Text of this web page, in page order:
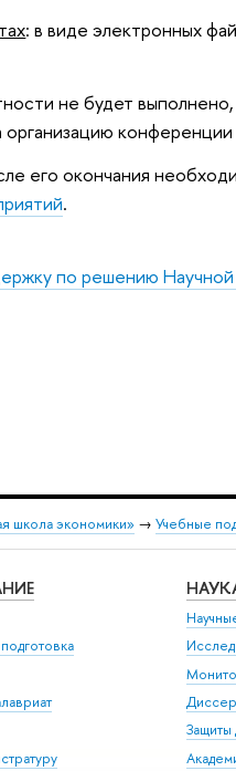
: в виде электронных
не будет
его окончания
.
по решению Научной
школа экономики» → Учебные
Защиты